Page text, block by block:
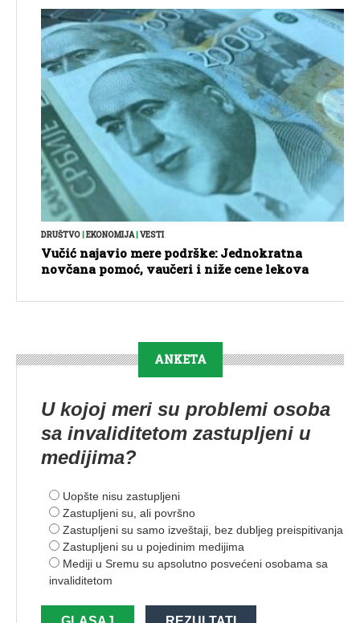
DRUŠTVO EKONOMIJA| VESTI
Vučić najavio mere podrške: Jednokratna
novčana pomoć, vaučeri i niže cene lekova
ANKETA
U kojoj meri su problemi osoba
sa invaliditetom zastupljeni u
medijima?
Uopšte nisu zastupljeni
Zastupljeni su, ali površno
Zastupljeni su samo izveštaji, bez dubljeg preispitivanja
Zastupljeni su u pojedinim medijima
Mediji u Sremu su apsolutno posvećeni osobama sa
invaliditetom